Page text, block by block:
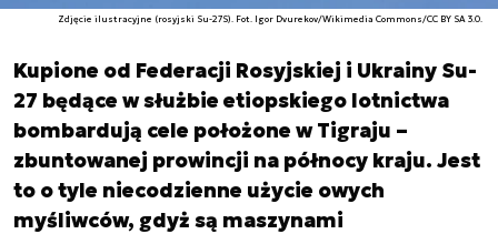
Zdjęcie ilustracyjne (rosyjski Su-27S). Fot. Igor Dvurekov/Wikimedia Commons/CC BY SA 3.0.
Kupione od Federacji Rosyjskiej i Ukrainy Su-
27 będące w służbie etiopskiego lotnictwa
bombardują cele położone w Tigraju –
zbuntowanej prowincji na północy kraju. Jest
to o tyle niecodzienne użycie owych
myśliwców, gdyż są maszynami